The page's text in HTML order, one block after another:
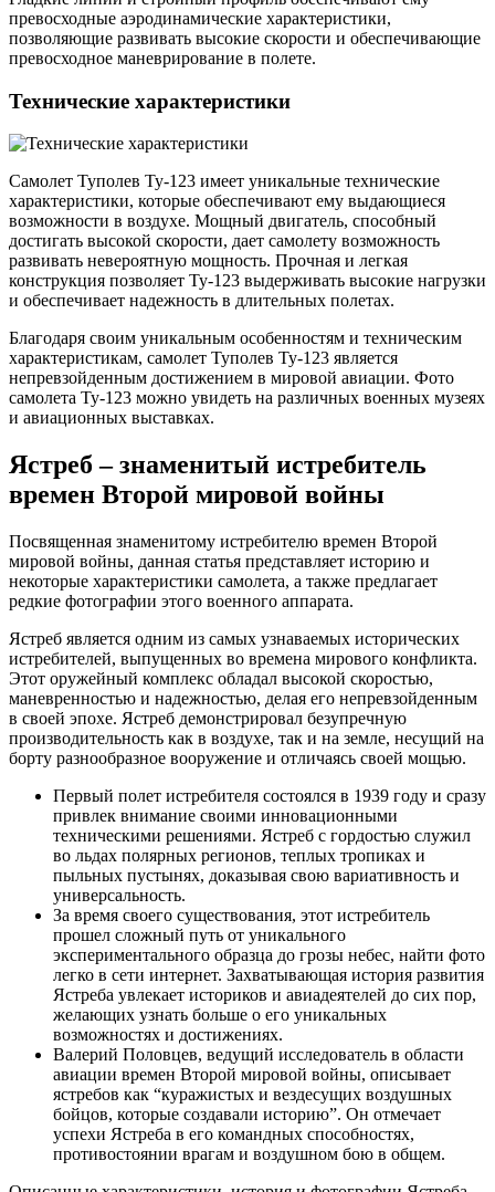
превосходные аэродинамические характеристики,
позволяющие развивать высокие скорости и обеспечивающие
превосходное маневрирование в полете.
Технические характеристики
Самолет Туполев Ту-123 имеет уникальные технические
характеристики, которые обеспечивают ему выдающиеся
возможности в воздухе. Мощный двигатель, способный
достигать высокой скорости, дает самолету возможность
развивать невероятную мощность. Прочная и легкая
конструкция позволяет Ту-123 выдерживать высокие нагрузки
и обеспечивает надежность в длительных полетах.
Благодаря своим уникальным особенностям и техническим
характеристикам, самолет Туполев Ту-123 является
непревзойденным достижением в мировой авиации. Фото
самолета Ту-123 можно увидеть на различных военных музеях
и авиационных выставках.
Ястреб – знаменитый истребитель
времен Второй мировой войны
Посвященная знаменитому истребителю времен Второй
мировой войны, данная статья представляет историю и
некоторые характеристики самолета, а также предлагает
редкие фотографии этого военного аппарата.
Ястреб является одним из самых узнаваемых исторических
истребителей, выпущенных во времена мирового конфликта.
Этот оружейный комплекс обладал высокой скоростью,
маневренностью и надежностью, делая его непревзойденным
в своей эпохе. Ястреб демонстрировал безупречную
производительность как в воздухе, так и на земле, несущий на
борту разнообразное вооружение и отличаясь своей мощью.
Первый полет истребителя состоялся в 1939 году и сразу
привлек внимание своими инновационными
техническими решениями. Ястреб с гордостью служил
во льдах полярных регионов, теплых тропиках и
пыльных пустынях, доказывая свою вариативность и
универсальность.
За время своего существования, этот истребитель
прошел сложный путь от уникального
экспериментального образца до грозы небес, найти фото
легко в сети интернет. Захватывающая история развития
Ястреба увлекает историков и авиадеятелей до сих пор,
желающих узнать больше о его уникальных
возможностях и достижениях.
Валерий Половцев, ведущий исследователь в области
авиации времен Второй мировой войны, описывает
ястребов как “куражистых и вездесущих воздушных
бойцов, которые создавали историю”. Он отмечает
успехи Ястреба в его командных способностях,
противостоянии врагам и воздушном бою в общем.